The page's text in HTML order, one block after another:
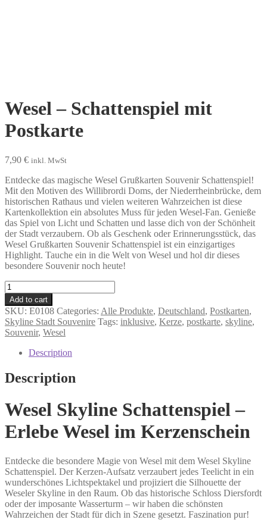
Wesel – Schattenspiel mit
Postkarte
7,90 € inkl. MwSt
Entdecke das magische Wesel Grußkarten Souvenir Schattenspiel!
Mit den Motiven des Willibrordi Doms, der Niederrheinbrücke, dem
historischen Rathaus und vielen weiteren Wahrzeichen ist diese
Kartenkollektion ein absolutes Muss für jeden Wesel-Fan. Genieße
das Spiel von Licht und Schatten und lasse dich von der Schönheit
der Stadt verzaubern. Ob als Geschenk oder Erinnerungsstück, das
Wesel Grußkarten Souvenir Schattenspiel ist ein einzigartiges
Highlight. Tauche ein in die Welt von Wesel und hol dir dieses
besondere Souvenir noch heute!
Wesel
-
Schattenspiel
mit
Postkarte
quantity
Add to cart
SKU: E0108 Categories: Alle Produkte, Deutschland, Postkarten,
Skyline Stadt Souvenire Tags: inklusive, Kerze, postkarte, skyline,
Souvenir, Wesel
Description
Description
Wesel Skyline Schattenspiel –
Erlebe Wesel im Kerzenschein
Entdecke die besondere Magie von Wesel mit dem Wesel Skyline
Schattenspiel. Der Kerzen-Aufsatz verzaubert jedes Teelicht in ein
wunderschönes Lichtspektakel und projiziert die Silhouette der
Weseler Skyline in den Raum. Ob das historische Schloss Diersfordt
oder der imposante Wasserturm – wir haben die schönsten
Wahrzeichen der Stadt für dich in Szene gesetzt. Faszination pur!